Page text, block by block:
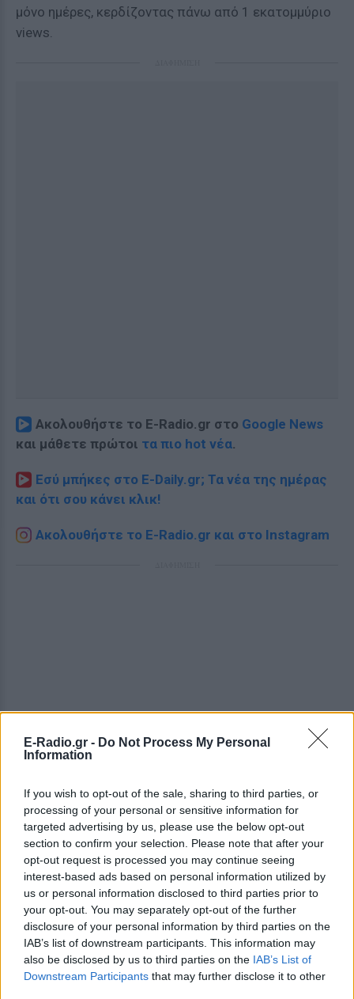
E-Radio.gr - Do Not Process My Personal
Information
If you wish to opt-out of the sale, sharing to third parties, or
processing of your personal or sensitive information for
targeted advertising by us, please use the below opt-out
section to confirm your selection. Please note that after your
opt-out request is processed you may continue seeing
interest-based ads based on personal information utilized by
us or personal information disclosed to third parties prior to
your opt-out. You may separately opt-out of the further
disclosure of your personal information by third parties on the
IAB’s list of downstream participants. This information may
also be disclosed by us to third parties on the IAB’s List of
Downstream Participants that may further disclose it to other
μόνο ημέρες, κερδίζοντας πάνω από 1 εκατομμύριο
views.
Ακολουθήστε το E-Radio.gr στο Google News
και μάθετε πρώτοι τα πιο hot νέα.
Εσύ μπήκες στο E-Daily.gr; Τα νέα της ημέρας
και ότι σου κάνει κλικ!
Ακολουθήστε το E-Radio.gr και στο Instagram
ΔΕΙΤΕ ΕΠΙΣΗΣ